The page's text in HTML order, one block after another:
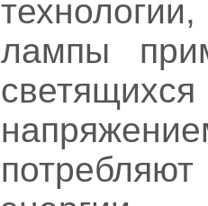
лампы